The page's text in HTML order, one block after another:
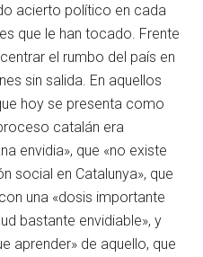
acierto político en cada
que le han tocado. Frente
el rumbo del país en
sin salida. En aquellos
hoy se presenta como
catalán era
envidia», que «no existe
social en Catalunya», que
una «dosis importante
bastante envidiable», y
aprender» de aquello, que